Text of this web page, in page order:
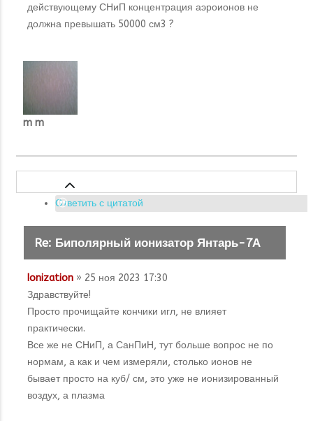
действующему СНиП концентрация аэроионов не
должна превышать 50000 см3 ?
m m
Ответить с цитатой
Re: Биполярный ионизатор Янтарь-7А
Ionization » 25 ноя 2023 17:30
Здравствуйте!
Просто прочищайте кончики игл, не влияет
практически.
Все же не СНиП, а СанПиН, тут больше вопрос не по
нормам, а как и чем измеряли, столько ионов не
бывает просто на куб/ см, это уже не ионизированный
воздух, а плазма